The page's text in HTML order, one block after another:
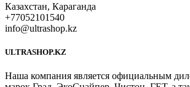
Казахстан, Караганда
+77052101540
info@ultrashop.kz
ULTRASHOP.KZ
Наша компания является официальным